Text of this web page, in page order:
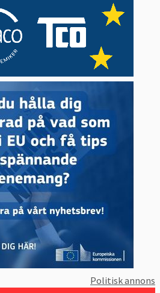
Politisk annons